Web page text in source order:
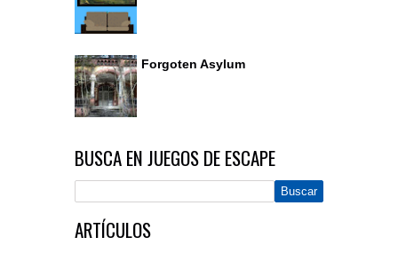
Forgoten Asylum
BUSCA EN JUEGOS DE ESCAPE
ARTÍCULOS